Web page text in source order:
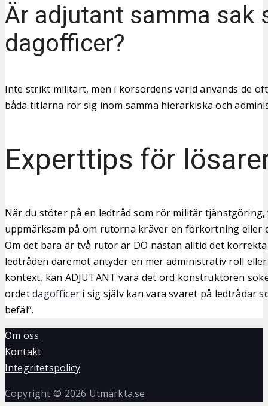
Är adjutant samma sak
dagofficer?
Inte strikt militärt, men i korsordens värld används de
båda titlarna rör sig inom samma hierarkiska och
Experttips för
När du stöter på en ledtråd som rör militär tjänstgöring,
uppmärksam på om rutorna kräver en förkortning eller
Om det bara är två rutor är DO nästan alltid det
ledtråden däremot antyder en mer administrativ roll
kontext, kan ADJUTANT vara det ord konstruktören
ordetdagofficeri sig själv kan vara svaret på ledtrådar
befäl”.
Om oss
Kontakt
Integritetspolicy
Copyright © 2026 Utmärkta.se